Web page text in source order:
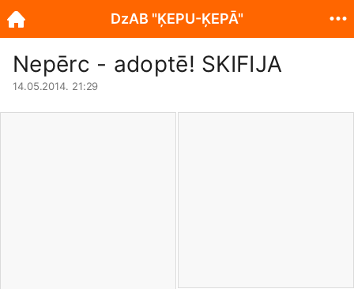
Nepērc - adoptē! SKIFIJA
14.05.2014. 21:29
DzAB "ĶEPU-ĶEPĀ"